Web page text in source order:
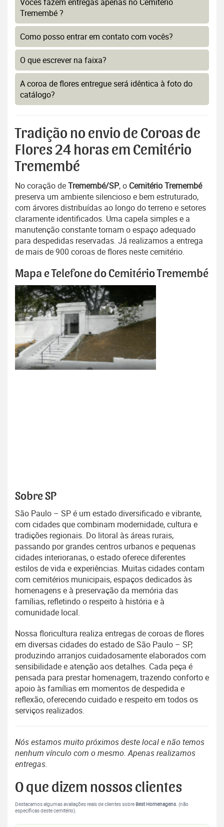
Tremembé ?
Como posso entrar em contato com vocês?
O que escrever na faixa?
A coroa de flores entregue será idêntica à foto do
catálogo?
Tradição no envio de Coroas de
Flores 24 horas em Cemitério
Tremembé
No coração deTremembé/SP, o Cemitério Tremembé
preserva um ambiente silencioso e bem estruturado,
com árvores distribuídas ao longo do terreno e setores
claramente identificados. Uma capela simples e a
manutenção constante tornam o espaço adequado
para despedidas reservadas. Já realizamos a entrega
de mais de 900 coroas de flores neste cemitério.
Mapa e Telefone do Cemitério Tremembé
Sobre SP
São Paulo – SP é um estado diversificado e vibrante,
com cidades que combinam modernidade, cultura e
tradições regionais. Do litoral às áreas rurais,
passando por grandes centros urbanos e pequenas
cidades interioranas, o estado oferece diferentes
estilos de vida e experiências. Muitas cidades contam
com cemitérios municipais, espaços dedicados às
homenagens e à preservação da memória das
famílias, refletindo o respeito à história e à
comunidade local.
Nossa floricultura realiza entregas de coroas de flores
em diversas cidades do estado de São Paulo – SP,
produzindo arranjos cuidadosamente elaborados com
sensibilidade e atenção aos detalhes. Cada peça é
pensada para prestar homenagem, trazendo conforto e
apoio às famílias em momentos de despedida e
reflexão, oferecendo cuidado e respeito em todos os
serviços realizados.
Nós estamos muito próximos deste local e não temos
nenhum vínculo com o mesmo. Apenas realizamos
entregas.
O que dizem nossos clientes
Destacamos algumas avaliações reais de clientes sobre Best Homenagens. (não
específicas deste cemitério).